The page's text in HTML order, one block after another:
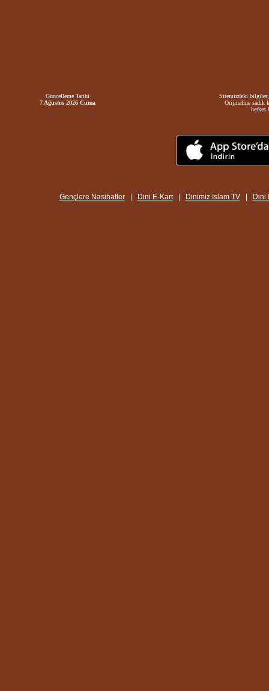
Güncelleme Tarihi
7 Ağustos 2026 Cuma
Sitemizdeki bilgiler,
Orijinaline sadık
herkes
Gençlere Nasihatler| Dini E-Kart| Dinimiz İslam TV| Dini